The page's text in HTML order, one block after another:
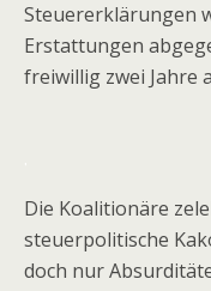
Steuererklärungen
Erstattungen
freiwillig zwei Jahre
Die Koalitionäre
steuerpolitische
doch nur